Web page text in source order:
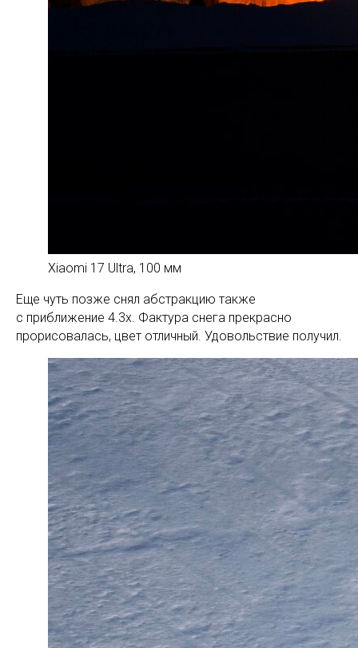
Xiaomi 17 Ultra, 100 мм
Еще чуть позже снял абстракцию также
с приближение 4.3x. Фактура снега прекрасно
прорисовалась, цвет отличный. Удовольствие получил.